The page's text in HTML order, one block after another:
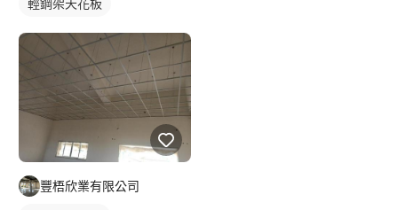
輕鋼架天花板
豐梧欣業有限公司